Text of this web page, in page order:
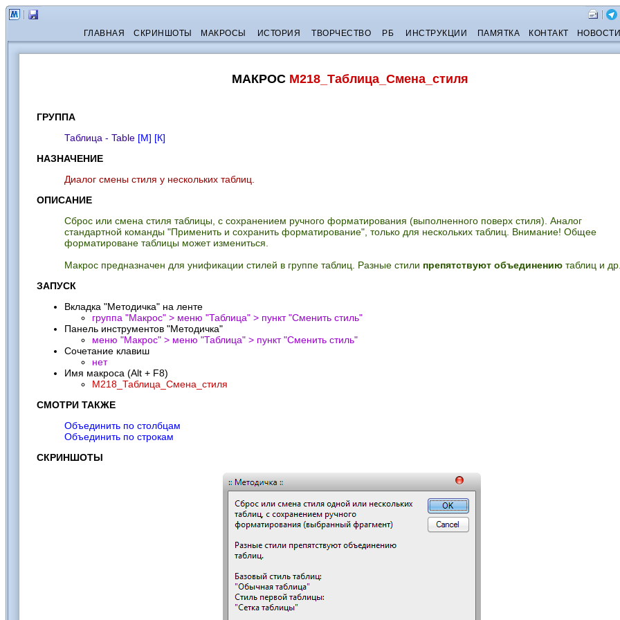
ГЛАВНАЯ СКРИНШОТЫ МАКРОСЫ ИСТОРИЯ ТВОРЧЕСТВО РБ ИНСТРУКЦИИ ПАМЯТКА КОНТАКТ
МАКРОС M218_Таблица_Смена_стиля
ГРУППА
Таблица - Table [М] [К]
НАЗНАЧЕНИЕ
Диалог смены стиля у нескольких таблиц.
ОПИСАНИЕ
Сброс или смена стиля таблицы, с сохранением ручного форматирования (выполненного поверх стиля). Аналог
стандартной команды "Применить и сохранить форматирование", только для нескольких таблиц. Внимание! Общее
форматироване таблицы может измениться.
Макрос предназначен для унификации стилей в группе таблиц. Разные стили препятствуют объединению таблиц и
ЗАПУСК
Вкладка "Методичка" на ленте
группа "Макрос" > меню "Таблица" > пункт "Cменить стиль"
Панель инструментов "Методичка"
меню "Макрос" > меню "Таблица" > пункт "Cменить стиль"
Сочетание клавиш
нет
Имя макроса (Alt + F8)
M218_Таблица_Смена_стиля
СМОТРИ ТАКЖЕ
Объединить по столбцам
Объединить по строкам
СКРИНШОТЫ